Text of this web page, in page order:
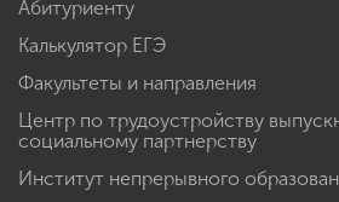
Абитуриенту
Калькулятор ЕГЭ
Факультеты и направления
Центр по трудоустройству
социальному партнерству
Институт непрерывного